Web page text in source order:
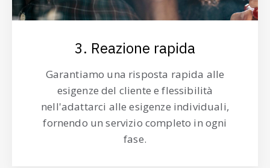
3. Reazione rapida
Garantiamo una risposta rapida alle
esigenze del cliente e flessibilità
nell'adattarci alle esigenze individuali,
fornendo un servizio completo in ogni
fase.